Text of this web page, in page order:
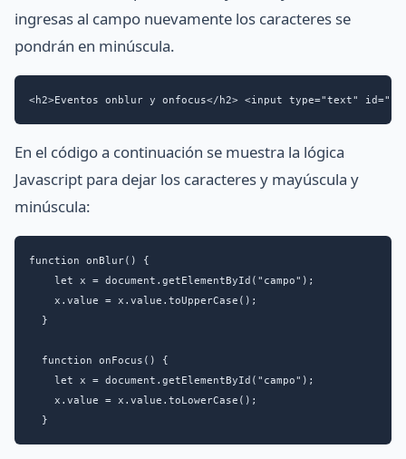
ingresas al campo nuevamente los caracteres se
pondrán en minúscula.
<h2>Eventos onblur y onfocus</h2> <input type="text"
En el código a continuación se muestra la lógica
Javascript para dejar los caracteres y mayúscula y
minúscula:
function onBlur() {
    let x = document.getElementById("campo");
    x.value = x.value.toUpperCase();
  }
  function onFocus() {
    let x = document.getElementById("campo");
    x.value = x.value.toLowerCase();
  }